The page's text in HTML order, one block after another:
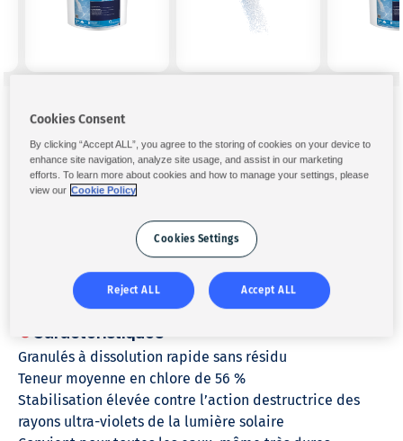
Collectivité Chlore stabilisé
Désinfection choc Chlore stabilisé
GRANUFAST™
REMONTE RAPIDEMENT LE TAUX DE CHLORE
Action désinfectante
Compatible avec tout équipement de filtration
Caractéristiques
Granulés à dissolution rapide sans résidu
Teneur moyenne en chlore de 56 %
Stabilisation élevée contre l’action destructrice des
rayons ultra-violets de la lumière solaire
Cookies Consent
By clicking “Accept ALL”, you agree to the storing of cookies on your device to
enhance site navigation, analyze site usage, and assist in our marketing
efforts. To learn more about cookies and how to manage your settings, please
view our Cookie Policy
Cookies Settings
Reject ALL Accept ALL